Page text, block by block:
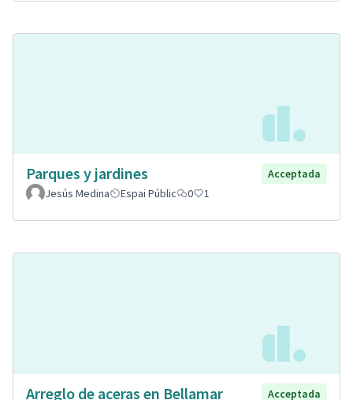
Parques y jardines
Acceptada
Jesús Medina
Espai Públic 0 1
Arreglo de aceras en Bellamar
Acceptada